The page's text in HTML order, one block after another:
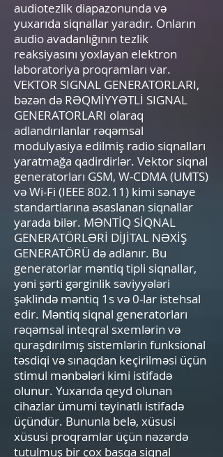
audiotezlik diapazonunda və
yuxarıda siqnallar yaradır. Onların
audio avadanlığının tezlik
reaksiyasını yoxlayan elektron
laboratoriya proqramları var.
VEKTOR SIGNAL GENERATORLARI,
bəzən də RƏQMİYYƏTLİ SIGNAL
GENERATORLARI olaraq
adlandırılanlar rəqəmsal
modulyasiya edilmiş radio siqnalları
yaratmağa qadirdirlər. Vektor siqnal
generatorları GSM, W-CDMA (UMTS)
və Wi-Fi (IEEE 802.11) kimi sənaye
standartlarına əsaslanan siqnallar
yarada bilər. MƏNTİQ SİQNAL
GENERATÖRLƏRİ DİJİTAL NƏXİŞ
GENERATÖRÜ də adlanır. Bu
generatorlar məntiq tipli siqnallar,
yəni şərti gərginlik səviyyələri
şəklində məntiq 1s və 0-lar istehsal
edir. Məntiq siqnal generatorları
rəqəmsal inteqral sxemlərin və
quraşdırılmış sistemlərin funksional
təsdiqi və sınaqdan keçirilməsi üçün
stimul mənbələri kimi istifadə
olunur. Yuxarıda qeyd olunan
cihazlar ümumi təyinatlı istifadə
üçündür. Bununla belə, xüsusi
xüsusi proqramlar üçün nəzərdə
tutulmuş bir çox başqa siqnal